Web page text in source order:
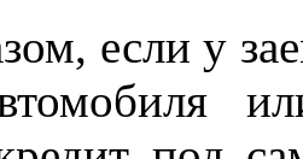
если у